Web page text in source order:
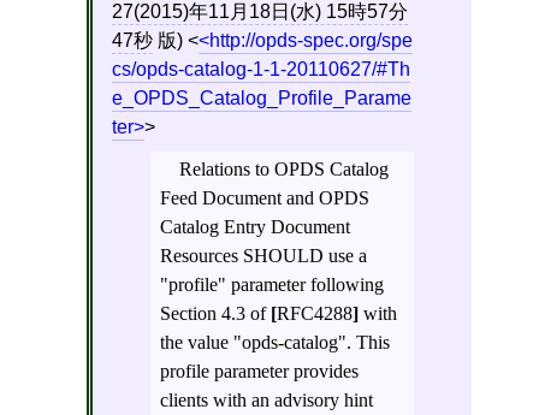
27(2015)年11月18日(水) 15時57分
47秒版) < http://opds-spec.org/spe
cs/opds-catalog-1-1-20110627/#Th
e_OPDS_Catalog_Profile_Parame
ter >
Relations to OPDS Catalog
Feed Document and OPDS
Catalog Entry Document
Resources SHOULD use a
"profile" parameter following
Section 4.3 of [RFC4288]with
the value "opds-catalog". This
profile parameter provides
clients with an advisory hint